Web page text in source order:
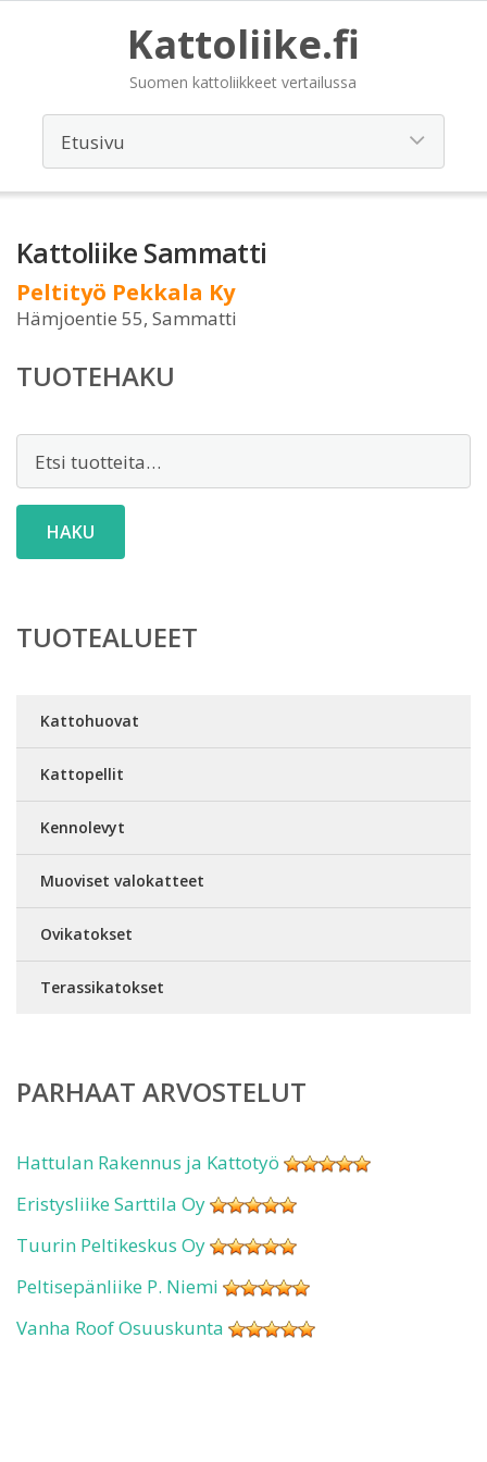
Kattoliike.fi
Suomen kattoliikkeet vertailussa
Kattoliike Sammatti
Peltityö Pekkala Ky
Hämjoentie 55, Sammatti
TUOTEHAKU
HAKU
TUOTEALUEET
Kattohuovat
Kattopellit
Kennolevyt
Muoviset valokatteet
Ovikatokset
Terassikatokset
PARHAAT ARVOSTELUT
Hattulan Rakennus ja Kattotyö
Eristysliike Sarttila Oy
Tuurin Peltikeskus Oy
Peltisepänliike P. Niemi
Vanha Roof Osuuskunta